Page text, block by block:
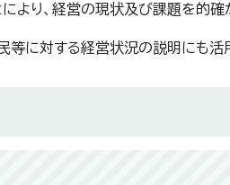
より、経営の現状及び課題を的確
等に対する経営状況の説明にも活